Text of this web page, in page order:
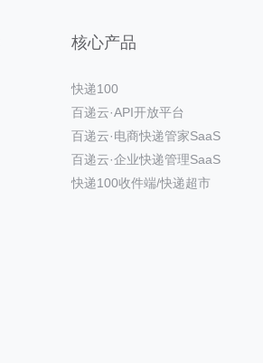
核心产品
快递100
百递云·API开放平台
百递云·电商快递管家SaaS
百递云·企业快递管理SaaS
快递100收件端/快递超市